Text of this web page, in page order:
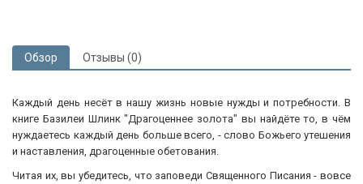
Обзор Отзывы (0)
Каждый день несёт в нашу жизнь новые нужды и потребности. В
книге Базилеи Шлинк "Драгоценнее золота" вы найдёте то, в чём
нуждаетесь каждый день больше всего, - слово Божьего утешения
и наставления, драгоценные обетования.
Читая их, вы убедитесь, что заповеди Священного Писания - вовсе